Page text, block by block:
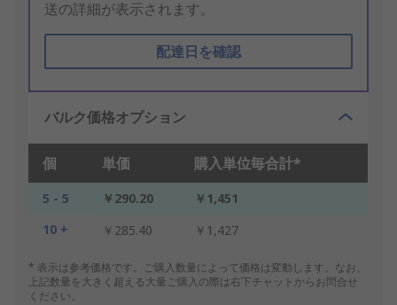
送の詳細が表示されます。
配達日を確認
バルク価格オプション
個 単価 購入単位毎合計*
5 - 5 ￥290.20
￥1,451
10 +
￥285.40 ￥1,427
* 表示は参考価格です。ご購入数量によって価格は変動します。なお、
上記数量を大きく超える大量ご購入の際は右下チャットからお問合せ
ください。